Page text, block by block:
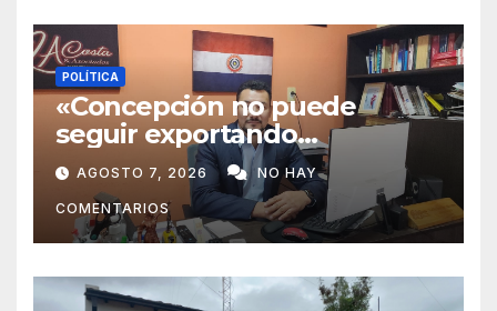
POLÍTICA
«Concepción no puede
seguir exportando
juventud»: Lelly Javier Acosta
Silva propone transformar la
ciudad en un polo de
atracción de inversiones
AGOSTO 7, 2026 NO HAY
COMENTARIOS